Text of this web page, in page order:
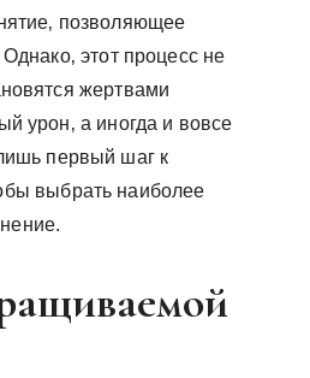
позволяющее
этот процесс не
жертвами
урон‚ а иногда и вовсе
первый шаг к
выбрать наиболее